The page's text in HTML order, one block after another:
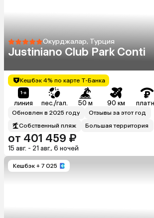
Окурджалар, Турция
Justiniano Club Park Conti
Кешбэк 4% по карте Т-Банка
линия пес./гал. 50 м 90 км
Обновлен в 2025 году
Отзывы за этот год
Собственный пляж
Большая территория
от 401 459 ₽
15 авг. - 21 авг., 6 ночей
Кешбэк + 7 025